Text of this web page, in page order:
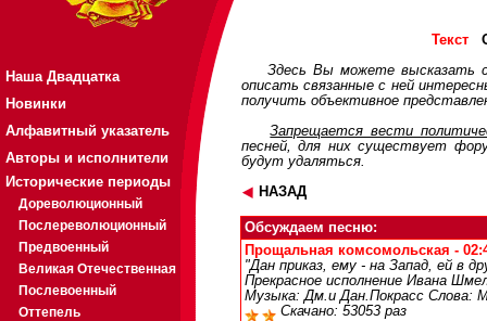
Наша Двадцатка
Новинки
Алфавитный указатель
Авторы и исполнители
Исторические периоды
Дореволюционный
Послереволюционный
Предвоенный
Великая Отечественная
Послевоенный
Оттепель
Текст
Здесь Вы можете высказать
описать связанные с ней
получить объективное
Запрещается вести
песней, для них существует
будут удаляться.
НАЗАД
Обсуждаем песню:
Прощальная комсомольская -
"Дан приказ, ему - на Запад, ей в
Прекрасное исполнение Ивана
Музыка: Дм.и Дан.Покрасс Слова:
Скачано: 53053 раз